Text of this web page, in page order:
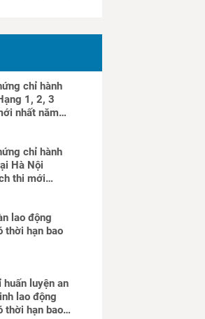
chỉ hành
1, 2, 3
nhất năm
chỉ hành
Hà Nội
thi mới
lao động
thời hạn bao
huấn luyện an
lao động
thời hạn bao